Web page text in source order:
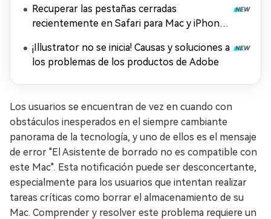
Recuperar las pestañas cerradas
recientemente en Safari para Mac y iPhone
¡Illustrator no se inicia! Causas y soluciones a
los problemas de los productos de Adobe
Los usuarios se encuentran de vez en cuando con
obstáculos inesperados en el siempre cambiante
panorama de la tecnología, y uno de ellos es el mensaje
de error "El Asistente de borrado no es compatible con
este Mac". Esta notificación puede ser desconcertante,
especialmente para los usuarios que intentan realizar
tareas críticas como borrar el almacenamiento de su
Mac. Comprender y resolver este problema requiere un